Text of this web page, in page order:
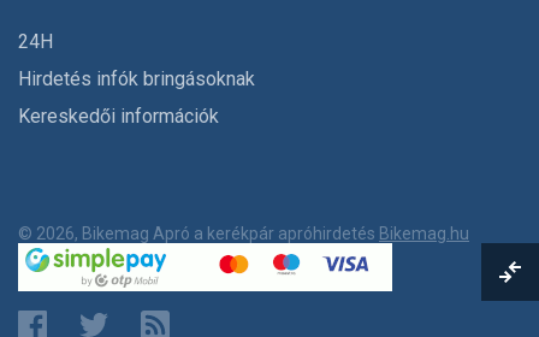
24H
Hirdetés infók bringásoknak
Kereskedői információk
© 2026, Bikemag Apró a kerékpár apróhirdetés Bikemag.hu